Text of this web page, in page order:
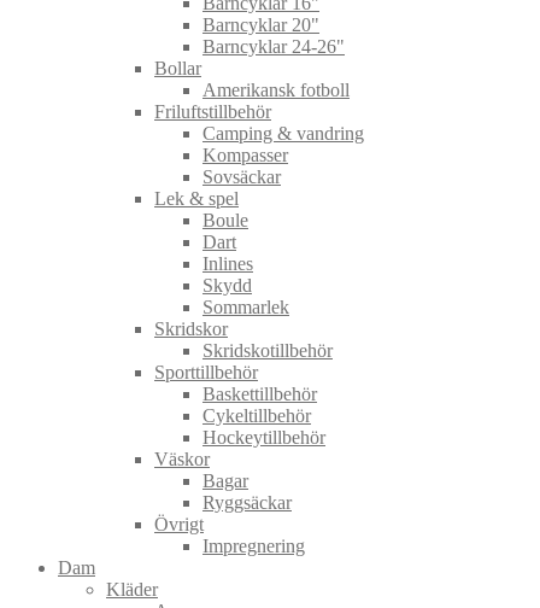
Barncyklar 20"
Barncyklar 24-26"
Bollar
Amerikansk fotboll
Friluftstillbehör
Camping & vandring
Kompasser
Sovsäckar
Lek & spel
Boule
Dart
Inlines
Skydd
Sommarlek
Skridskor
Skridskotillbehör
Sporttillbehör
Baskettillbehör
Cykeltillbehör
Hockeytillbehör
Väskor
Bagar
Ryggsäckar
Övrigt
Impregnering
Dam
Kläder